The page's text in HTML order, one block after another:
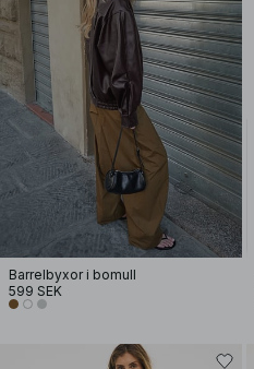
Barrelbyxor i bomull
599 SEK